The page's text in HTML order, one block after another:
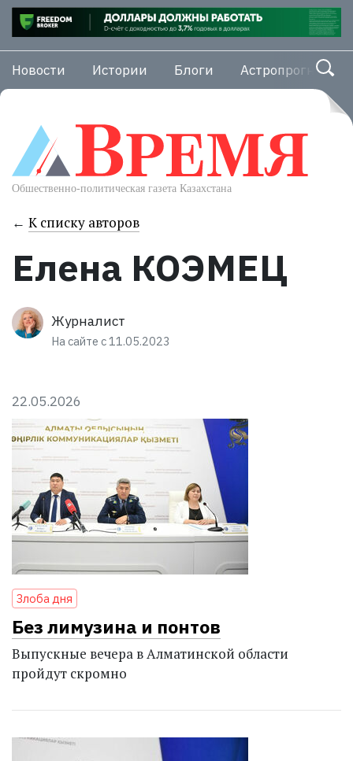
Новости Истории Блоги Астропрогноз
← К списку авторов
Елена КОЭМЕЦ
Журналист
На сайте с 11.05.2023
22.05.2026
Злоба дня
Без лимузина и понтов
Выпускные вечера в Алматинской области
пройдут скромно